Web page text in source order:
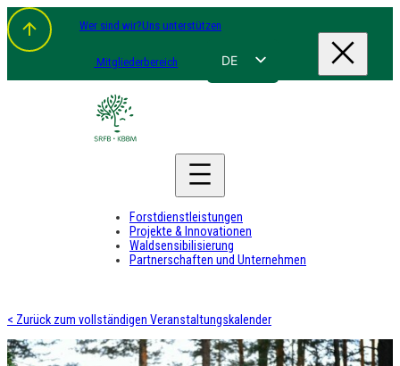
Wer sind wir?Uns unterstützen
Mitgliederbereich DE
Forstdienstleistungen
Projekte & Innovationen
Waldsensibilisierung
Partnerschaften und Unternehmen
< Zurück zum vollständigen Veranstaltungskalender